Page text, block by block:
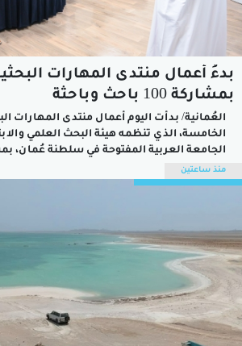
بدءُ أعمال منتدى المهارات
بمشاركة 100 باحث وباحثة
العُمانية/ بدأت اليوم أعمال منتدى المهارات
الخامسة، الذي تنظمه هيئة البحث العلمي
وباحثة من طلبة الدراسات العُليا بمؤسسات
منذ ساعتين